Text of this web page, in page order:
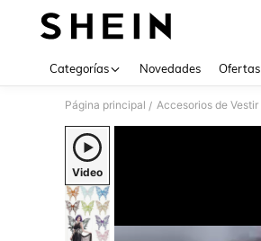
Categorías Novedades Ofertas
Página principal / Accesorios de Vestir
Video